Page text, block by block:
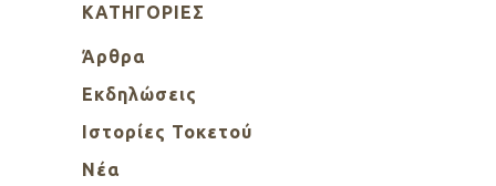
KΑΤΗΓΟΡΊΕΣ
Άρθρα
Εκδηλώσεις
Ιστορίες Τοκετού
Νέα